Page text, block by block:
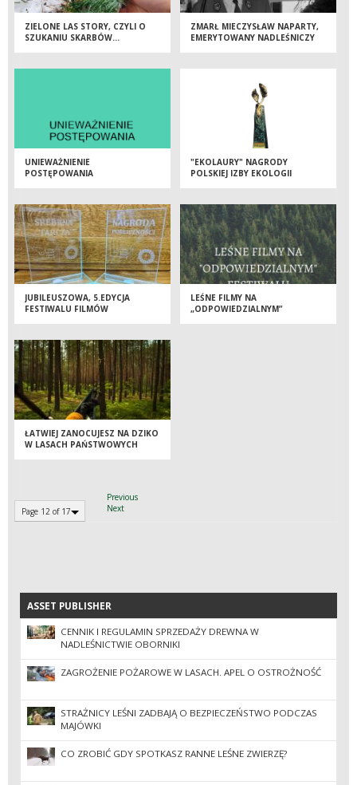
ZIELONE LAS STORY, CZYLI O
SZUKANIU SKARBÓW...
ZMARŁ MIECZYSŁAW NAPARTY,
EMERYTOWANY NADLEŚNICZY
UNIEWAŻNIENIE
POSTĘPOWANIA
"EKOLAURY" NAGRODY
POLSKIEJ IZBY EKOLOGII
JUBILEUSZOWA, 5.EDYCJA
FESTIWALU FILMÓW
LEŚNE FILMY NA
„ODPOWIEDZIALNYM”
ŁATWIEJ ZANOCUJESZ NA DZIKO
W LASACH PAŃSTWOWYCH
Page 12 of 17
Previous
Next
ASSET PUBLISHER
ASSET PUBLISHER
CENNIK I REGULAMIN SPRZEDAŻY DREWNA W
NADLEŚNICTWIE OBORNIKI
ZAGROŻENIE POŻAROWE W LASACH. APEL O OSTROŻNOŚĆ
STRAŻNICY LEŚNI ZADBAJĄ O BEZPIECZEŃSTWO PODCZAS
MAJÓWKI
CO ZROBIĆ GDY SPOTKASZ RANNE LEŚNE ZWIERZĘ?